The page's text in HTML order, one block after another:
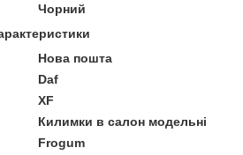
Чорний
Нова пошта
Daf
XF
Килимки в салон модельні
Frogum